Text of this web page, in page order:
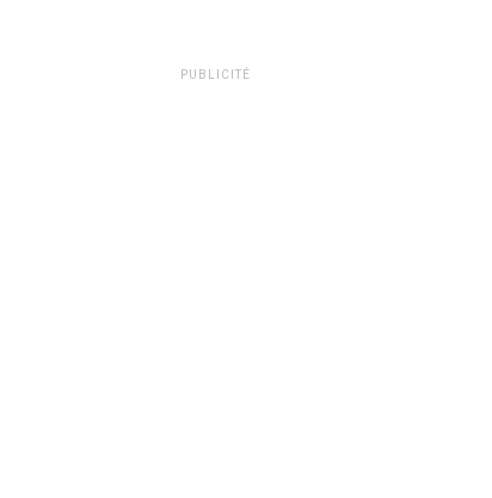
PUBLICITÉ